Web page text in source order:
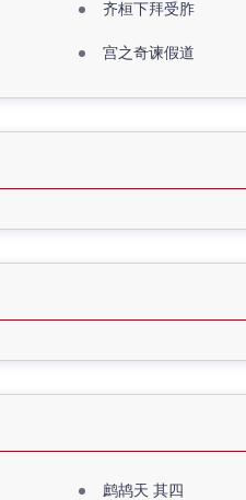
齐桓下拜受胙
宫之奇谏假道
鹧鸪天 其四